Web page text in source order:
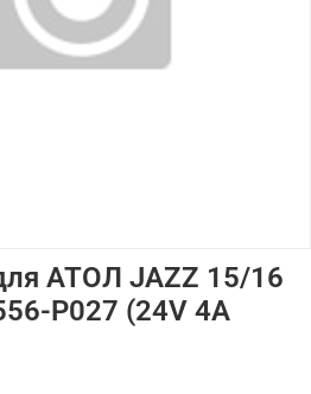
АТОЛ JAZZ 15/16
P027 (24V 4A